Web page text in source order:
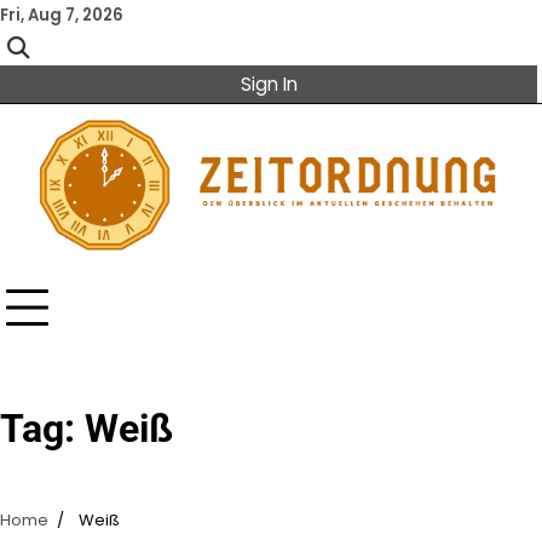
Skip
to
content
Fri, Aug 7, 2026
Sign In
Tag: Weiß
Home Weiß